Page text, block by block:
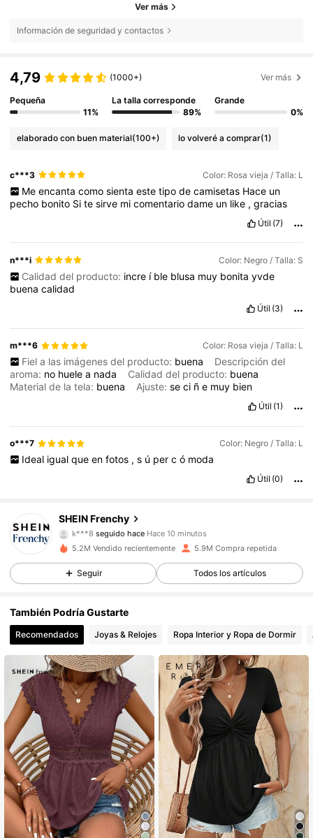
Ver más
Información de seguridad y contactos
4,79 (1000+) Ver más
Pequeña
11%
La talla corresponde
89%
Grande
0%
elaborado con buen material(100+) lo volveré a comprar(1)
c***3 Color: Rosa vieja / Talla: L
Me encanta como sienta este tipo de camisetas Hace un
pecho bonito Sitesirve micomentariodame un like ,gracias
Útil (7)
n***i Color: Negro / Talla: S
Calidad del producto: incre í ble blusa muy bonita yvde
buenacalidad
Útil (3)
m***6 Color: Rosa vieja / Talla: L
Fiel a las imágenes del producto: buena
Descripción del
aroma: no huelea nada Calidad del producto: buena
Material de la tela: buena Ajuste:seci ñe muy bien
Útil (1)
o***7 Color: Negro / Talla: L
Ideal igual que en fotos , s ú per c ó moda
Útil (0)
SHEIN Frenchy
k***8seguido hace
z***iestá navegando
4,83
876K Seguidores
4,83 876K Seguidores
4,83 876K Seguidores
4,83 876K Seguidores
876K Seguidores
4,83 876K Seguidores
5.2M Vendido recientemente 5.9M Compra repetida
Seguir Todos los artículos
También Podría Gustarte
Recomendados Joyas & Relojes Ropa Interior y Ropa de Dormir